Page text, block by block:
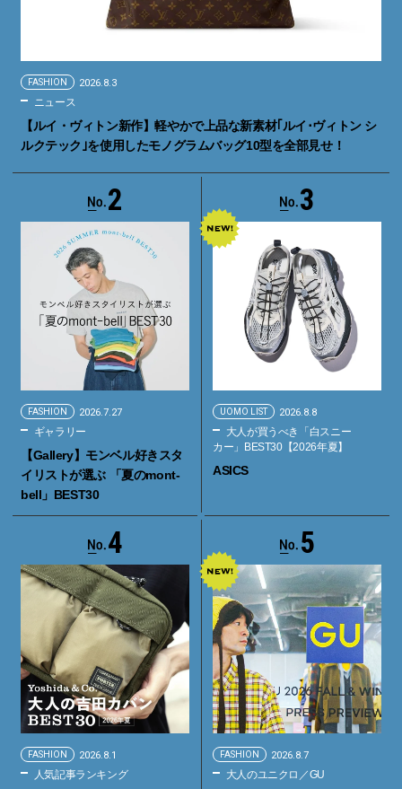
FASHION 2026.8.3
ニュース
【ルイ・ヴィトン新作】軽やかで上品な新素材｢ルイ･ヴィトン シ
ルクテック｣を使用したモノグラムバッグ10型を全部見せ！
2
FASHION 2026.7.27
ギャラリー
【Gallery】モンベル好きスタ
イリストが選ぶ 「夏のmont-
bell」BEST30
3
UOMO LIST 2026.8.8
大人が買うべき「白スニー
カー」BEST30【2026年夏】
ASICS
4
FASHION 2026.8.1
人気記事ランキング
5
FASHION 2026.8.7
大人のユニクロ／GU